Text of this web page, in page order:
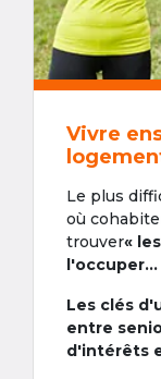
Vivre
Le plus
où
trouver«
l'occuper...
Les clés
entre
d'intérêts